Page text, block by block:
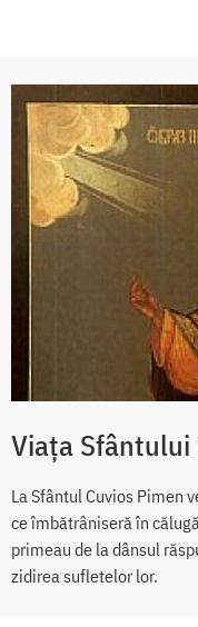
Viața Sfântului
La Sfântul Cuvios Pimen
ce îmbătrâniseră în
primeau de la dânsul
zidirea sufletelor lor.